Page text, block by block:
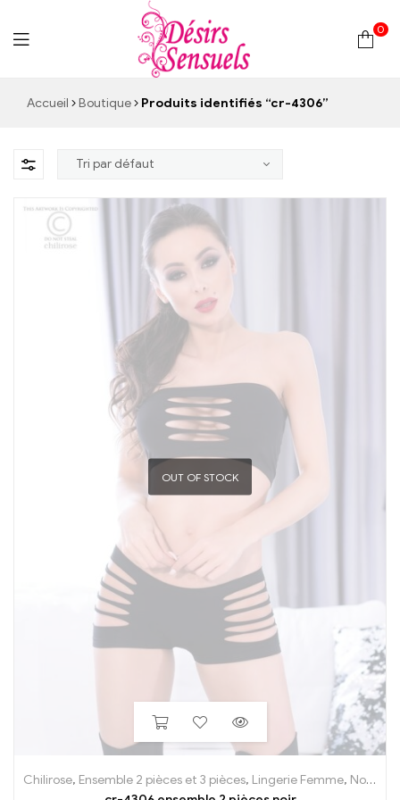
Desirs
0
Accueil Boutique Produits identifiés “cr-4306”
OUT OF STOCK
Chilirose, Ensemble 2 pièces et 3 pièces, Lingerie Femme, Nos Marques